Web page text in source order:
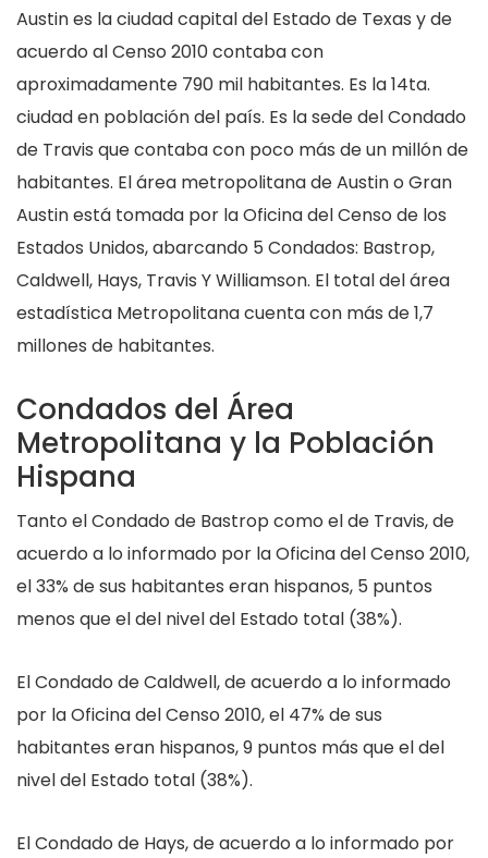
Austin es la ciudad capital del Estado de Texas y de
acuerdo al Censo 2010 contaba con
aproximadamente 790 mil habitantes. Es la 14ta.
ciudad en población del país. Es la sede del Condado
de Travis que contaba con poco más de un millón de
habitantes. El área metropolitana de Austin o Gran
Austin está tomada por la Oficina del Censo de los
Estados Unidos, abarcando 5 Condados: Bastrop,
Caldwell, Hays, Travis Y Williamson. El total del área
estadística Metropolitana cuenta con más de 1,7
millones de habitantes.
Condados del Área
Metropolitana y la Población
Hispana
Tanto el Condado de Bastrop como el de Travis, de
acuerdo a lo informado por la Oficina del Censo 2010,
el 33% de sus habitantes eran hispanos, 5 puntos
menos que el del nivel del Estado total (38%).
El Condado de Caldwell, de acuerdo a lo informado
por la Oficina del Censo 2010, el 47% de sus
habitantes eran hispanos, 9 puntos más que el del
nivel del Estado total (38%).
El Condado de Hays, de acuerdo a lo informado por